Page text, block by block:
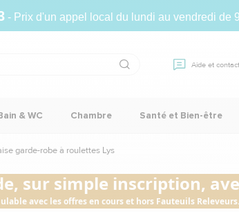
- Prix d'un appel local du lundi au vendredi de
Aide et contact
& WC Chambre Santé et Bien-être
garde-robe à roulettes Lys
sur simple inscription,
avec les offres en cours et hors Fauteuils Releveurs.